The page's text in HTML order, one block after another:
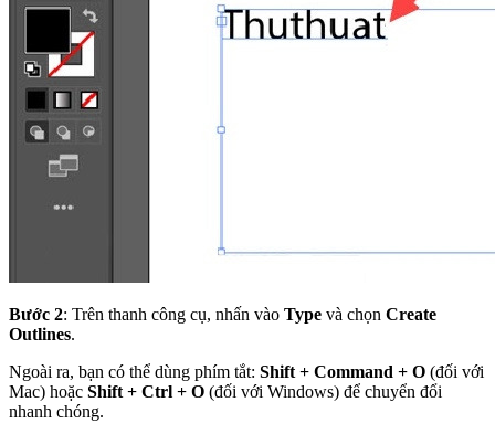
Bước 2: Trên thanh công cụ, nhấn vào Type và chọn Create
Outlines.
Ngoài ra, bạn có thể dùng phím tắt: Shift + Command + O (đối với
Mac) hoặc Shift + Ctrl + O (đối với Windows) để chuyển đổi
nhanh chóng.